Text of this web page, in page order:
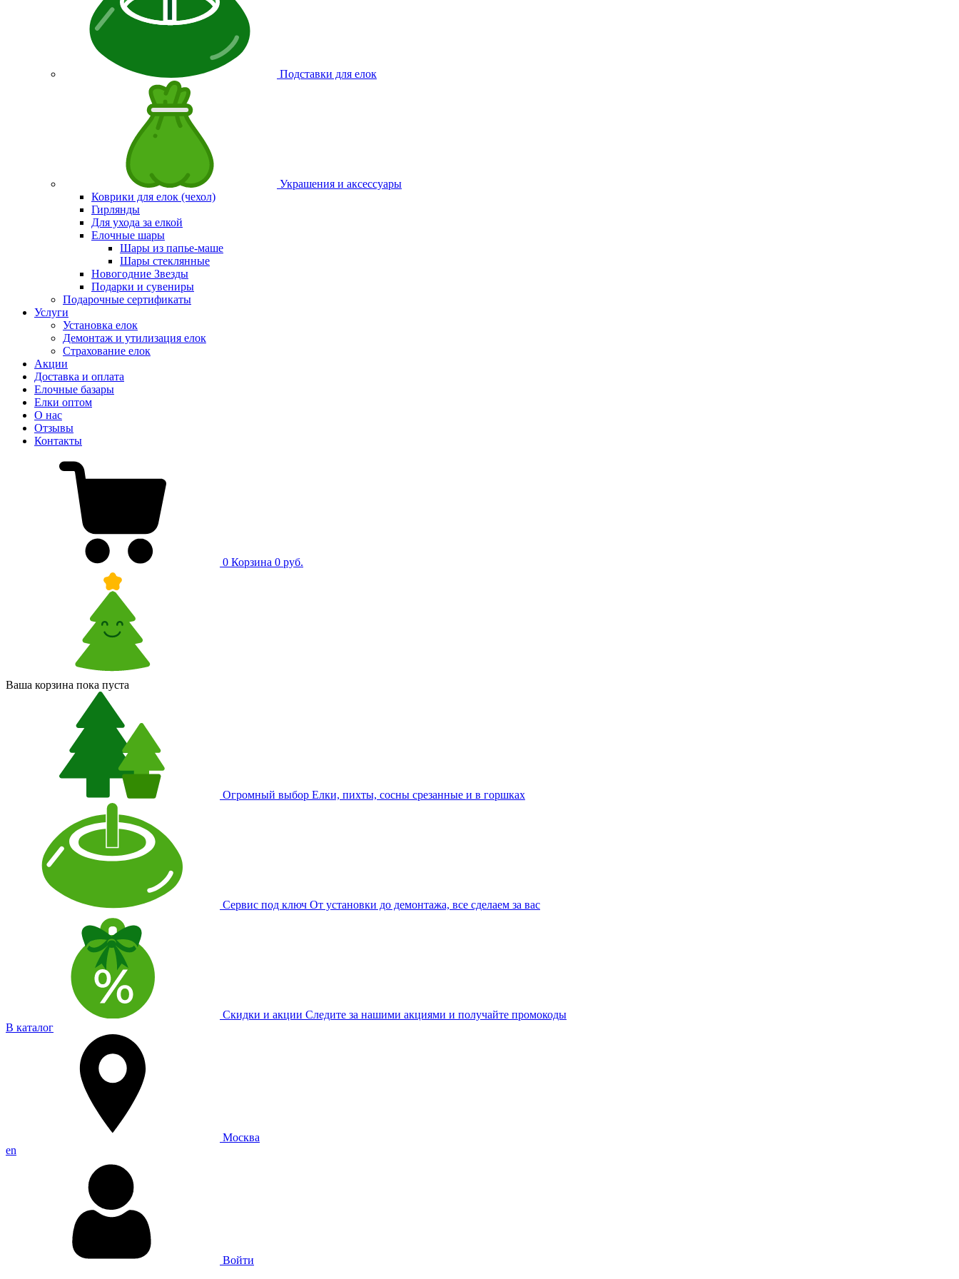
Подставки для елок
Украшения и аксессуары
Коврики для елок (чехол)
Гирлянды
Для ухода за елкой
Елочные шары
Шары из папье-маше
Шары стеклянные
Новогодние Звезды
Подарки и сувениры
Подарочные сертификаты
Услуги
Установка елок
Демонтаж и утилизация елок
Страхование елок
Акции
Доставка и оплата
Елочные базары
Елки оптом
О нас
Отзывы
Контакты
0 Корзина 0 руб.
Ваша корзина пока пуста
Огромный выбор Елки, пихты, сосны срезанные и в горшках
Сервис под ключ От установки до демонтажа, все сделаем за вас
Скидки и акции Следите за нашими акциями и получайте промокоды
В каталог
Москва
en
Войти